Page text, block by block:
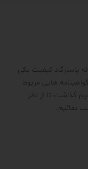
پاسارگاد کیفیت یکی
هایی مربوط
گذاشت تا از نظر
نمائیم.